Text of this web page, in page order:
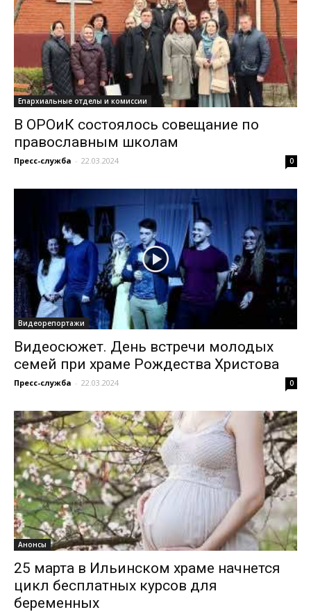
Епархиальные отделы и комиссии
В ОРОиК состоялось совещание по
православным школам
Пресс-служба - 22.03.2024 0
Видеорепортажи
Видеосюжет. День встречи молодых
семей при храме Рождества Христова
Пресс-служба - 22.03.2024 0
Анонсы
25 марта в Ильинском храме начнется
цикл бесплатных курсов для
беременных